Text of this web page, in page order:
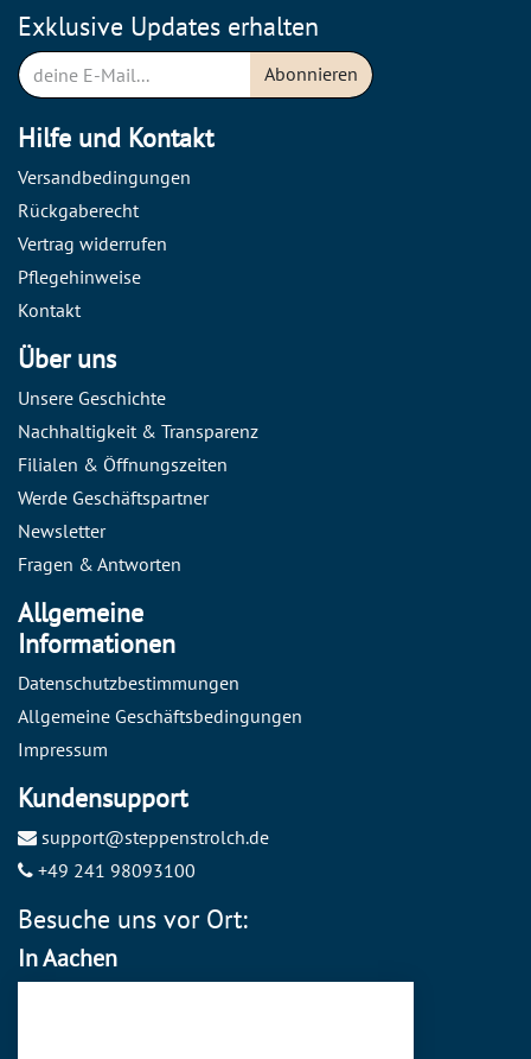
Besuche uns vor Ort:
In Aachen
Hilfe und Kontakt
Versandbedingungen
Rückgaberecht
Vertrag widerrufen
Pflegehinweise
Kontakt
Über uns
Unsere Geschichte
Nachhaltigkeit & Transparenz
Filialen & Öffnungszeiten
Werde Geschäftspartner
Newsletter
Fragen & Antworten
Allgemeine
Informationen
Datenschutzbestimmungen
Allgemeine Geschäftsbedingungen
Impressum
Kundensupport
support@steppenstrolch.de
+49 241 98093100
Exklusive Updates erhalten
Abonnieren